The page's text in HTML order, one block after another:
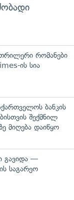
რომანები
ის სია
ბანკის
შექმნილ
მიღება დაიწყო
გავიდა —
საგარეო